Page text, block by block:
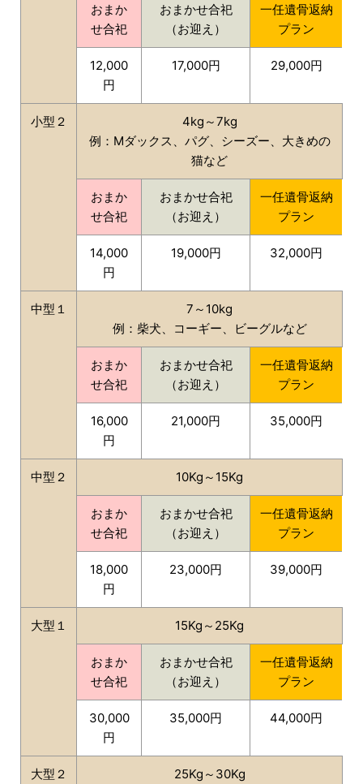
おまか
せ合祀
おまかせ合祀
（お迎え）
一任遺骨返納
プラン
12,000
円
17,000円 29,000円
小型２
4kg～7kg
例：Mダックス、パグ、シーズー、大きめの
猫など
おまか
せ合祀
おまかせ合祀
（お迎え）
一任遺骨返納
プラン
14,000
円
19,000円 32,000円
中型１
7～10kg
例：柴犬、コーギー、ビーグルなど
おまか
せ合祀
おまかせ合祀
（お迎え）
一任遺骨返納
プラン
16,000
円
21,000円 35,000円
中型２ 10Kg～15Kg
おまか
せ合祀
おまかせ合祀
（お迎え）
一任遺骨返納
プラン
18,000
円
23,000円 39,000円
大型１ 15Kg～25Kg
おまか
せ合祀
おまかせ合祀
（お迎え）
一任遺骨返納
プラン
30,000
円
35,000円 44,000円
大型２ 25Kg～30Kg